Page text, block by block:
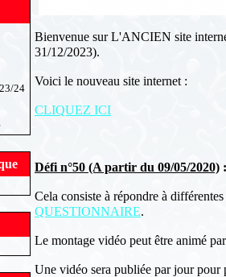
24
Bienvenue sur L'ANCIEN site
31/12/2023).
Voici le nouveau site internet :
CLIQUEZ ICI
Défi n°50 (A partir du 09/05/2020) :
Cela consiste à répondre à
QUESTIONNAIRE.
Le montage vidéo peut être animé
Une vidéo sera publiée par jour pour